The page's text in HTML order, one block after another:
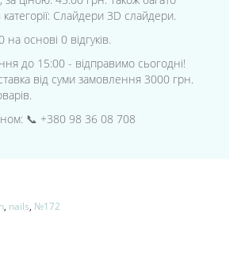
Слайдери 3D слайдери.
основі 0 відгуків.
до 15:00 - відправимо сьогодні!
від суми замовлення 3000 грн.
📞 +380 98 36 08 708
, nails, №172